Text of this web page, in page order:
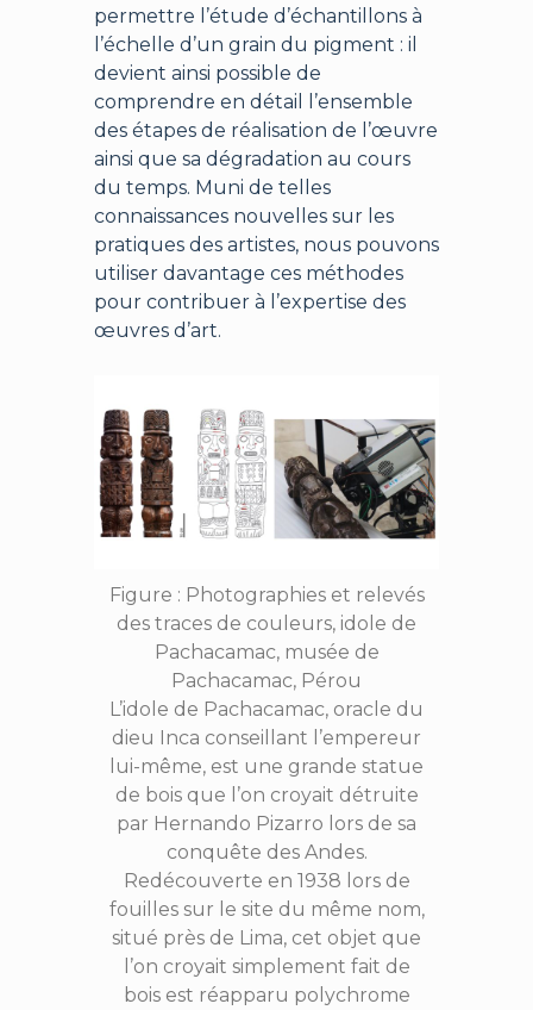
permettre l’étude d’échantillons à
l’échelle d’un grain du pigment : il
devient ainsi possible de
comprendre en détail l’ensemble
des étapes de réalisation de l’œuvre
ainsi que sa dégradation au cours
du temps. Muni de telles
connaissances nouvelles sur les
pratiques des artistes, nous pouvons
utiliser davantage ces méthodes
pour contribuer à l’expertise des
œuvres d’art.
Figure : Photographies et relevés
des traces de couleurs, idole de
Pachacamac, musée de
Pachacamac, Pérou
L’idole de Pachacamac, oracle du
dieu Inca conseillant l’empereur
lui-même, est une grande statue
de bois que l’on croyait détruite
par Hernando Pizarro lors de sa
conquête des Andes.
Redécouverte en 1938 lors de
fouilles sur le site du même nom,
situé près de Lima, cet objet que
l’on croyait simplement fait de
bois est réapparu polychrome